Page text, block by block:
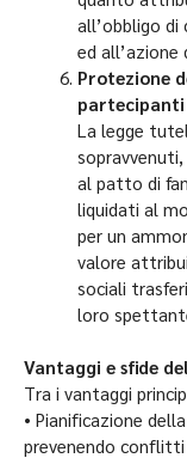
all’obbligo di
ed all’azione
Protezione
La legge
al patto di
liquidati al
per un
valore
sociali
loro
Vantaggi e sfide
Tra i vantaggi
• Pianificazione
prevenendo